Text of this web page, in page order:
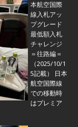
本航空国際
線入札アッ
プグレード
最低額入札
チャレンジ
＝往路編＝
（2025/10/1
5記載） 日本
航空国際線
での移動時
はプレミア